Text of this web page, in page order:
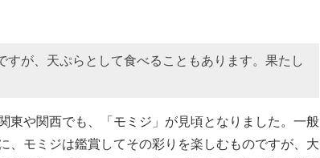
が、天ぷらとして食べることもあります。果たし
東や関西でも、「モミジ」が見頃となりました。一般
、モミジは鑑賞してその彩りを楽しむものですが、大